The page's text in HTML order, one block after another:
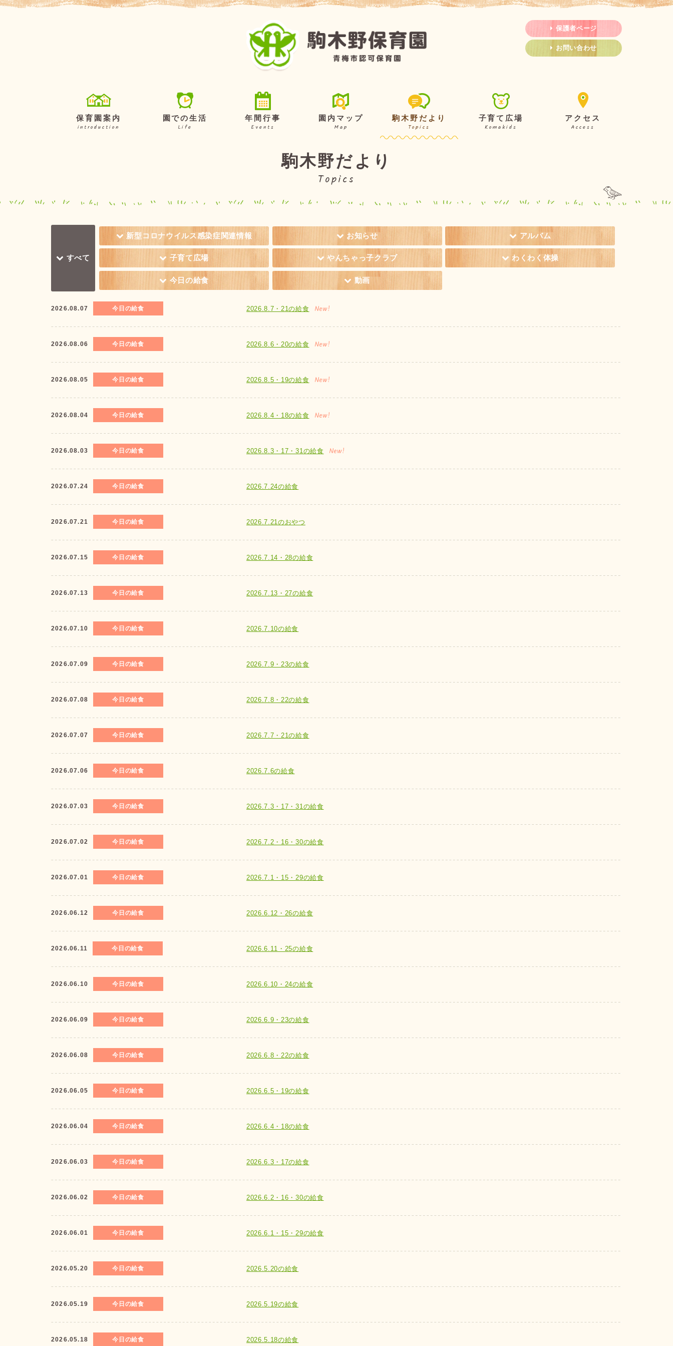
保護者ページ
お問い合わせ
保育園案内
introduction
園での生活
Life
年間行事
Events
園内マップ
Map
駒木野だより
Topics
子育て広場
Komakids
アクセス
Access
駒木野だより
Topics
すべて
新型コロナウイルス感染症関連情報 お知らせ アルバム
子育て広場 やんちゃっ子クラブ わくわく体操
今日の給食 動画
2026.08.07 今日の給食 2026.8.7・21の給食 New!
2026.08.06 今日の給食 2026.8.6・20の給食 New!
2026.08.05 今日の給食 2026.8.5・19の給食 New!
2026.08.04 今日の給食 2026.8.4・18の給食 New!
2026.08.03 今日の給食 2026.8.3・17・31の給食 New!
2026.07.24 今日の給食 2026.7.24の給食
2026.07.21 今日の給食 2026.7.21のおやつ
2026.07.15 今日の給食 2026.7.14・28の給食
2026.07.13 今日の給食 2026.7.13・27の給食
2026.07.10 今日の給食 2026.7.10の給食
2026.07.09 今日の給食 2026.7.9・23の給食
2026.07.08 今日の給食 2026.7.8・22の給食
2026.07.07 今日の給食 2026.7.7・21の給食
2026.07.06 今日の給食 2026.7.6の給食
2026.07.03 今日の給食 2026.7.3・17・31の給食
2026.07.02 今日の給食 2026.7.2・16・30の給食
2026.07.01 今日の給食 2026.7.1・15・29の給食
2026.06.12 今日の給食 2026.6.12・26の給食
2026.06.11 今日の給食 2026.6.11・25の給食
2026.06.10 今日の給食 2026.6.10・24の給食
2026.06.09 今日の給食 2026.6.9・23の給食
2026.06.08 今日の給食 2026.6.8・22の給食
2026.06.05 今日の給食 2026.6.5・19の給食
2026.06.04 今日の給食 2026.6.4・18の給食
2026.06.03 今日の給食 2026.6.3・17の給食
2026.06.02 今日の給食 2026.6.2・16・30の給食
2026.06.01 今日の給食 2026.6.1・15・29の給食
2026.05.20 今日の給食 2026.5.20の給食
2026.05.19 今日の給食 2026.5.19の給食
2026.05.18 今日の給食 2026.5.18の給食